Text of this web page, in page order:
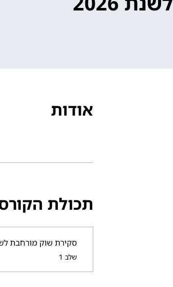
אודות
תכולת
סקירת שוק מורחבת לשנת 2026 - מרצה
.שלב 1